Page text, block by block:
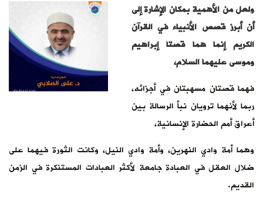
ولعل من الأهمية بمكان الإشارة إلى
أن أبرز قصص الأنبياء في القرآن
الكريم إنما هما قصتا إبراهيم
وموسى عليهما السلام،
فهما قصتان مسهبتان في أجزائه،
ربما لأنهما ترويان نبأ الرسالة بين
أعراق أمم الحضارة الإنسانية،
وهما أمة وادي النهرين، وأمة وادي النيل، وكانت الثورة فيهما على
ضلال العقل في العبادة جامعة لأكثر العبادات المستنكرة في الزمن
القديم.